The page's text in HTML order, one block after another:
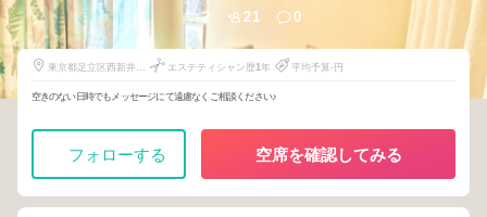
2 21 0
東京都足立区西新井栄
エステティシャン歴1年 平均予算-円
空きのない日時でもメッセージにて遠慮なくご相談ください♪
フォローする 空席を確認してみる